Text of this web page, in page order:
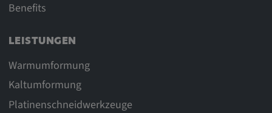
Benefits
LEISTUNGEN
Warmumformung
Kaltumformung
Platinenschneidwerkzeuge